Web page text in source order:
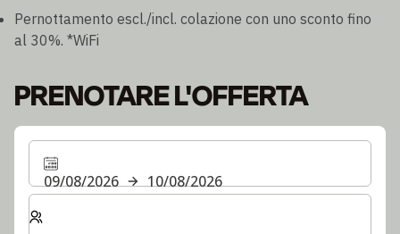
Pernottamento escl./incl. colazione con uno sconto fino
al 30%. *WiFi
PRENOTARE L'OFFERTA
09/08/2026
10/08/2026
Selezionare il numero di camere e di ospiti per il